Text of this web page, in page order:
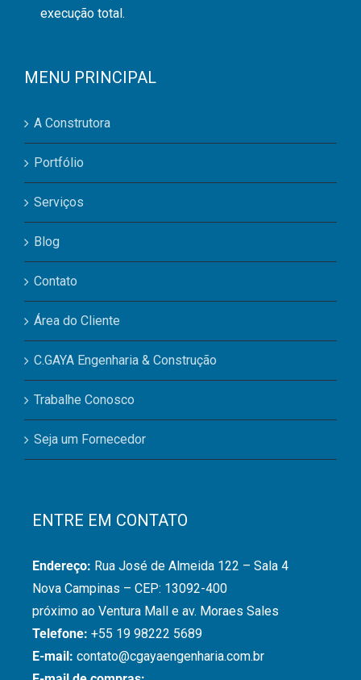
execução total.
MENU PRINCIPAL
A Construtora
Portfólio
Serviços
Blog
Contato
Área do Cliente
C.GAYA Engenharia & Construção
Trabalhe Conosco
Seja um Fornecedor
ENTRE EM CONTATO
Endereço: Rua José de Almeida 122 – Sala 4
Nova Campinas – CEP: 13092-400
próximo ao Ventura Mall e av. Moraes Sales
Telefone: +55 19 98222 5689
E-mail: contato@cgayaengenharia.com.br